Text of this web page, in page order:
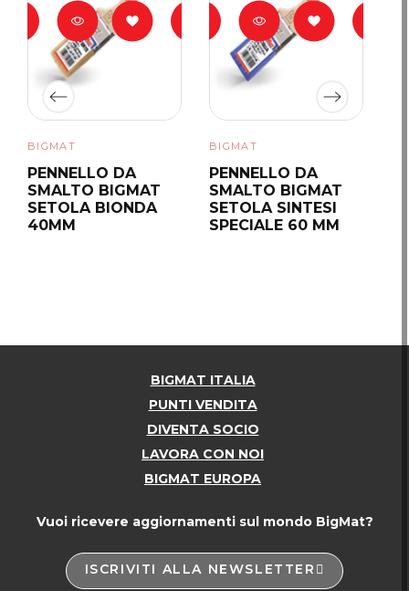
BIGMAT
PENNELLO DA
SMALTO BIGMAT
SETOLA BIONDA
40MM
BIGMAT
PENNELLO DA
SMALTO BIGMAT
SETOLA SINTESI
SPECIALE 60 MM
BIGMAT ITALIA
PUNTI VENDITA
DIVENTA SOCIO
LAVORA CON NOI
BIGMAT EUROPA
Vuoi ricevere aggiornamenti sul mondo BigMat?
ISCRIVITI ALLA NEWSLETTER